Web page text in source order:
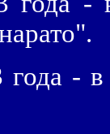
года -